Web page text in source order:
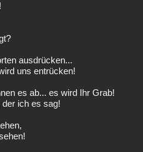
ausdrücken...
uns entrücken!
es ab... es wird Ihr Grab!
ich es sag!